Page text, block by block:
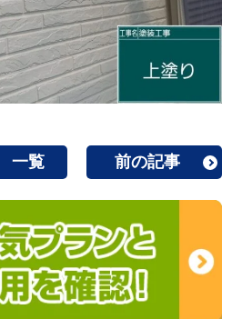
一覧 前の記事